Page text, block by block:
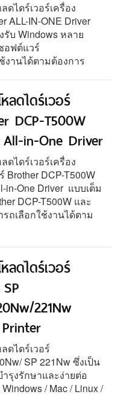
ดไดร์เวอร์เครื่อง
ALL-IN-ONE Driver
บ Windows หลาย
อฟต์แวร์
งานได้ตามต้องการ
ลดไดร์เวอร์
DCP-T500W
in-One Driver
ดไดร์เวอร์เครื่อง
Brother DCP-T500W
in-One Driver แบบเต็ม
DCP-T500W และ
ถเลือกใช้งานได้ตาม
ลดไดร์เวอร์
221Nw
ดไดร์เวอร์
SP 221Nw ซึ่งเป็น
รุงรักษาและง่ายต่อ
/ Mac / Linux /